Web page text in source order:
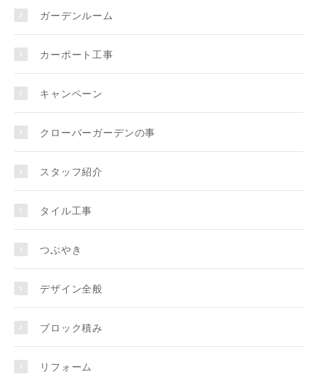
ガーデンルーム
カーポート工事
キャンペーン
クローバーガーデンの事
スタッフ紹介
タイル工事
つぶやき
デザイン全般
ブロック積み
リフォーム